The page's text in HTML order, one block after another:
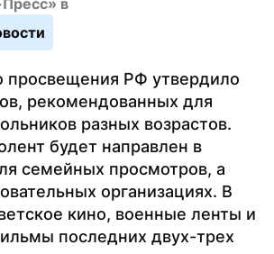
просвещения РФ утвердило
рекомендованных для
разных возрастов.
будет направлен в
семейных просмотров, а
организациях. В
кино, военные ленты и
последних двух-трех